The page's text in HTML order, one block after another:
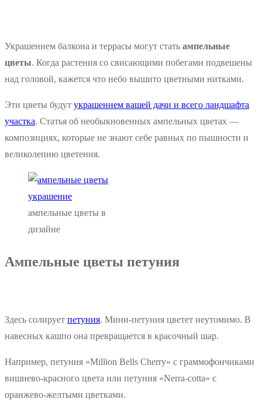
Украшением балкона и террасы могут стать ампельные
цветы. Когда растения со свисающими побегами подвешены
над головой, кажется что небо вышито цветными нитками.
Эти цветы будут украшением вашей дачи и всего ландшафта
участка. Статья об необыкновенных ампельных цветах —
композициях, которые не знают себе равных по пышности и
великолепию цветения.
ампельные цветы в
дизайне
Ампельные цветы петуния
Здесь солирует петуния. Мини-петуния цветет неутомимо. В
навесных кашпо она превращается в красочный шар.
Например, петуния «Million Bells Cherry» с граммофончиками
вишнево-красного цвета или петуния «Nerra-cotta» с
оранжево-желтыми цветками.